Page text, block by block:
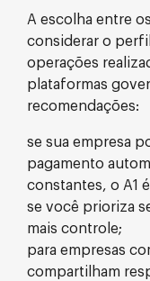
A escolha entre
considerar o
operações
plataformas
recomendações:
se sua empresa
pagamento
constantes, o A1
se você prioriza
mais controle;
para empresas
compartilham